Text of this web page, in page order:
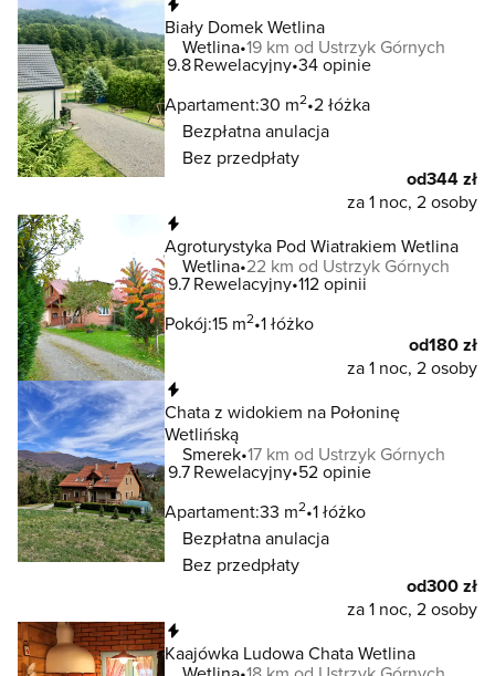
Biały Domek Wetlina
Wetlina 19 km od Ustrzyk Górnych
9.8Rewelacyjny 34 opinie
Apartament:30 m2 2 łóżka
Bezpłatna anulacja
Bez przedpłaty
od344 zł
za 1 noc, 2 osoby
Agroturystyka Pod Wiatrakiem Wetlina
Wetlina 22 km od Ustrzyk Górnych
9.7Rewelacyjny 112 opinii
Pokój:15 m2 1 łóżko
od180 zł
za 1 noc, 2 osoby
Chata z widokiem na Połoninę
Wetlińską
Smerek 17 km od Ustrzyk Górnych
9.7Rewelacyjny 52 opinie
Apartament:33 m2 1 łóżko
Bezpłatna anulacja
Bez przedpłaty
od300 zł
za 1 noc, 2 osoby
Kaajówka Ludowa Chata Wetlina